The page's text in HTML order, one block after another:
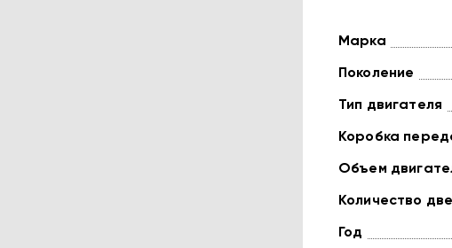
Марка
Поколение
Тип двигателя
Коробка
Объем
Количество
Год